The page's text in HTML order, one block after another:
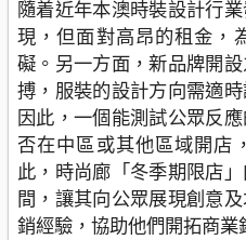
隨着近年本澳時裝設計行
現，但面對高昂的租金，
礙。另一方面，新品牌開
搏，服裝的設計方向需適
因此，一個能測試公眾反
否在中區或其他區域開店
此，時尚廊「冬季期限店
間，讓其向公眾展現創意
銷經驗，協助他們開拓商業